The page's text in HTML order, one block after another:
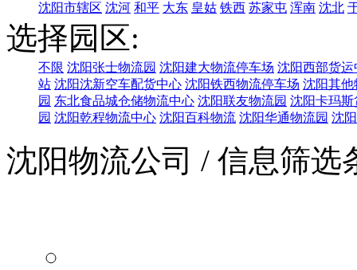
沈阳市辖区 沈河 和平 大东 皇姑 铁西 苏家屯 浑南 沈北
选择园区:
不限 沈阳张士物流园 沈阳建大物流停车场 沈阳西部货运
站 沈阳沈新空车配货中心 沈阳铁西物流停车场 沈阳其他
园 东北食品城仓储物流中心 沈阳联友物流园 沈阳卡玛斯
园 沈阳乾程物流中心 沈阳百科物流 沈阳华通物流园 沈
沈阳物流公司 / 信息筛选